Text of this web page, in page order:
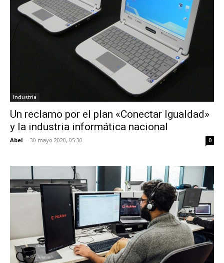
Industria
Un reclamo por el plan «Conectar Igualdad»
y la industria informática nacional
Abel - 30 mayo 2020, 05:30 0